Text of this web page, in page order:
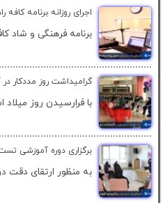
اجرای روزانه برنامه
برنامه فرهنگی و شاد
گرامیداشت روز مددکار
با فرارسیدن روز میلاد
برگزاری دوره آموزشی
به منظور ارتقای دقت